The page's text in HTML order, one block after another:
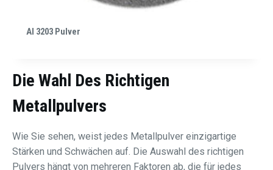
Al 3203 Pulver
Die Wahl Des Richtigen
Metallpulvers
Wie Sie sehen, weist jedes Metallpulver einzigartige
Stärken und Schwächen auf. Die Auswahl des richtigen
Pulvers hängt von mehreren Faktoren ab, die für jedes